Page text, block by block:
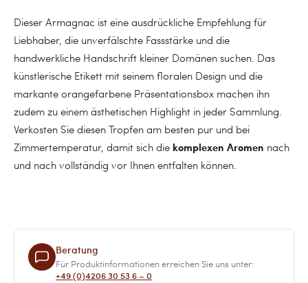
Dieser Armagnac ist eine ausdrückliche Empfehlung für
Liebhaber, die unverfälschte Fassstärke und die
handwerkliche Handschrift kleiner Domänen suchen. Das
künstlerische Etikett mit seinem floralen Design und die
markante orangefarbene Präsentationsbox machen ihn
zudem zu einem ästhetischen Highlight in jeder Sammlung.
Verkosten Sie diesen Tropfen am besten pur und bei
Zimmertemperatur, damit sich die komplexen Aromen nach
und nach vollständig vor Ihnen entfalten können.
Beratung
Für Produktinformationen erreichen Sie uns unter:
+49 (0)4206 30 53 6 – 0